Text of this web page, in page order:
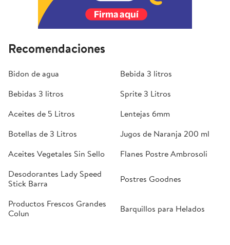
Recomendaciones
Bidon de agua
Bebida 3 litros
Bebidas 3 litros
Sprite 3 Litros
Aceites de 5 Litros
Lentejas 6mm
Botellas de 3 Litros
Jugos de Naranja 200 ml
Aceites Vegetales Sin Sello
Flanes Postre Ambrosoli
Desodorantes Lady Speed
Stick Barra
Postres Goodnes
Productos Frescos Grandes
Colun
Barquillos para Helados